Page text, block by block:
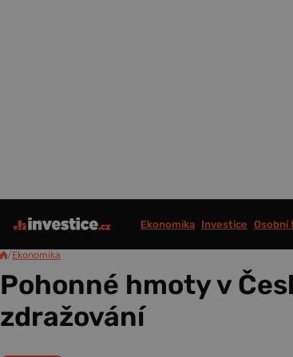
Ekonomika Investice Osobní
/Ekonomika
Pohonné hmoty v
zdražování